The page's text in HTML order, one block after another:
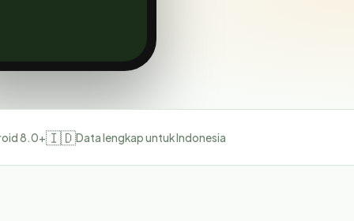
8.0+🇮🇩Data lengkap untuk Indonesia